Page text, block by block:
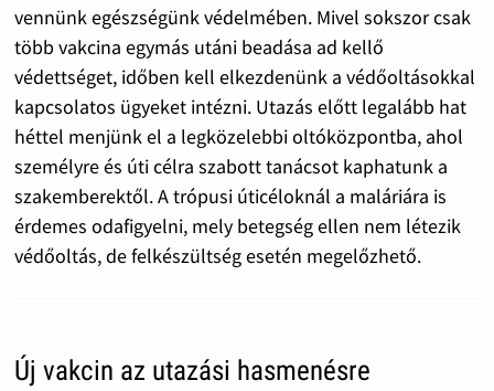
vennünk egészségünk védelmében. Mivel sokszor csak
több vakcina egymás utáni beadása ad kellő
védettséget, időben kell elkezdenünk a védőoltásokkal
kapcsolatos ügyeket intézni. Utazás előtt legalább hat
héttel menjünk el a legközelebbi oltóközpontba, ahol
személyre és úti célra szabott tanácsot kaphatunk a
szakemberektől. A trópusi úticéloknál a maláriára is
érdemes odafigyelni, mely betegség ellen nem létezik
védőoltás, de felkészültség esetén megelőzhető.
Új vakcin az utazási hasmenésre